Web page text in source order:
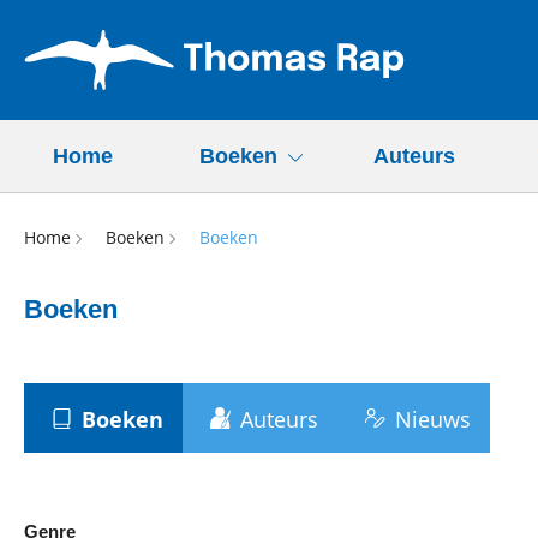
Home Boeken Auteurs
Home Boeken Boeken
Boeken
Boeken Auteurs Nieuws
Genre